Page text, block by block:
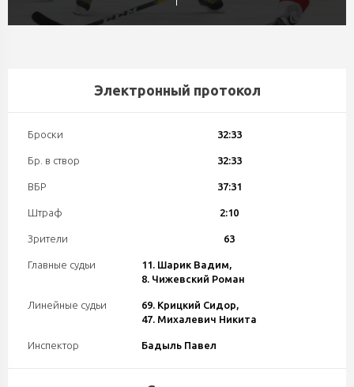
Электронный протокол
Броски 32:33
Бр. в створ 32:33
ВБР 37:31
Штраф 2:10
Зрители 63
Главные судьи
11. Шарик Вадим,
8. Чижевский Роман
Линейные судьи
69. Крицкий Сидор,
47. Михалевич Никита
Инспектор Бадыль Павел